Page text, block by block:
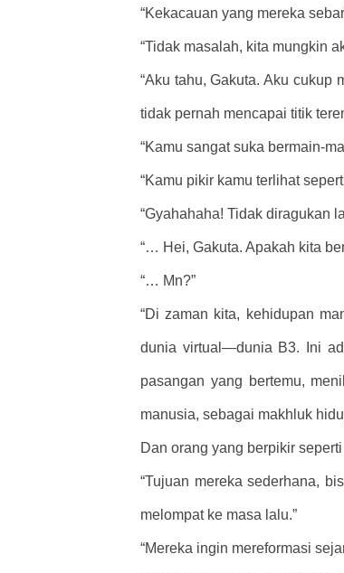
“Kekacauan yang mereka
“Tidak masalah, kita mungkin
“Aku tahu, Gakuta. Aku
tidak pernah mencapai titik
“Kamu sangat suka bermain-
“Kamu pikir kamu terlihat
“Gyahahaha! Tidak diragukan
“… Hei, Gakuta. Apakah kita
“… Mn?”
“Di zaman kita, kehidupan
dunia virtual—dunia B3. Ini
pasangan yang bertemu,
manusia, sebagai makhluk
Dan orang yang berpikir
“Tujuan mereka sederhana,
melompat ke masa lalu.”
“Mereka ingin mereformasi